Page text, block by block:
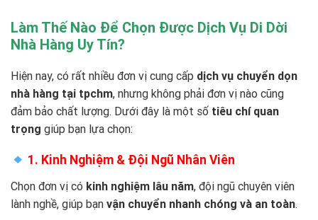
Làm Thế Nào Để Chọn Được Dịch Vụ Di Dời
Nhà Hàng Uy Tín?
Hiện nay, có rất nhiều đơn vị cung cấp dịch vụ chuyển dọn
nhà hàng tại tpchm, nhưng không phải đơn vị nào cũng
đảm bảo chất lượng. Dưới đây là một số tiêu chí quan
trọng giúp bạn lựa chọn:
1. Kinh Nghiệm & Đội Ngũ Nhân Viên
Chọn đơn vị có kinh nghiệm lâu năm, đội ngũ chuyên viên
lành nghề, giúp bạn vận chuyển nhanh chóng và an toàn.